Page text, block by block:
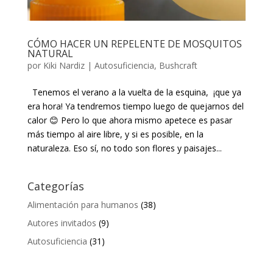
CÓMO HACER UN REPELENTE DE MOSQUITOS
NATURAL
por Kiki Nardiz| Autosuficiencia, Bushcraft
Tenemos el verano a la vuelta de la esquina, ¡que ya
era hora! Ya tendremos tiempo luego de quejarnos del
calor 😊 Pero lo que ahora mismo apetece es pasar
más tiempo al aire libre, y si es posible, en la
naturaleza. Eso sí, no todo son flores y paisajes...
Categorías
Alimentación para humanos (38)
Autores invitados (9)
Autosuficiencia (31)